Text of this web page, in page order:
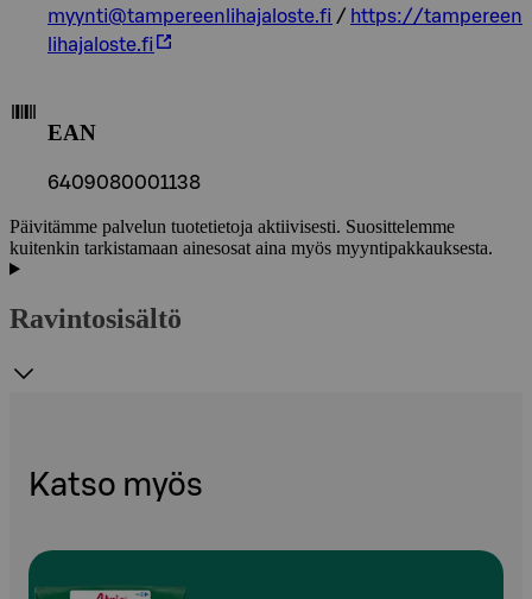
myynti@tampereenlihajaloste.fi / https://tampereen
lihajaloste.fi
EAN
6409080001138
Päivitämme palvelun tuotetietoja aktiivisesti. Suosittelemme
kuitenkin tarkistamaan ainesosat aina myös myyntipakkauksesta.
Ravintosisältö
Katso myös